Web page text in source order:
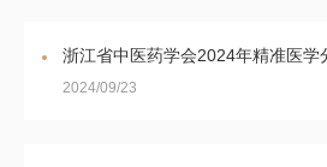
2024/09/23